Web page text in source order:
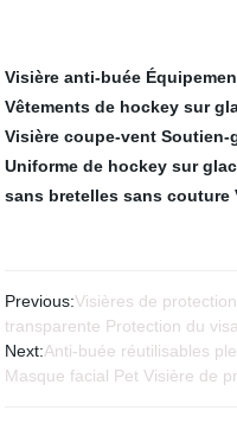
Visière anti-buée
Vêtements de hockey sur
Visière coupe-vent Soutien-
Uniforme de hockey sur
sans bretelles sans couture
Previous:Visières de
transparente Protection du
Next:Anti-buée réutilisables
Masque facial Pet Visière de